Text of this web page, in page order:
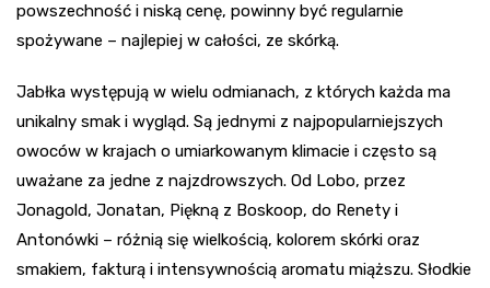
powszechność i niską cenę, powinny być regularnie
spożywane – najlepiej w całości, ze skórką.
Jabłka występują w wielu odmianach, z których każda ma
unikalny smak i wygląd. Są jednymi z najpopularniejszych
owoców w krajach o umiarkowanym klimacie i często są
uważane za jedne z najzdrowszych. Od Lobo, przez
Jonagold, Jonatan, Piękną z Boskoop, do Renety i
Antonówki – różnią się wielkością, kolorem skórki oraz
smakiem, fakturą i intensywnością aromatu miąższu. Słodkie